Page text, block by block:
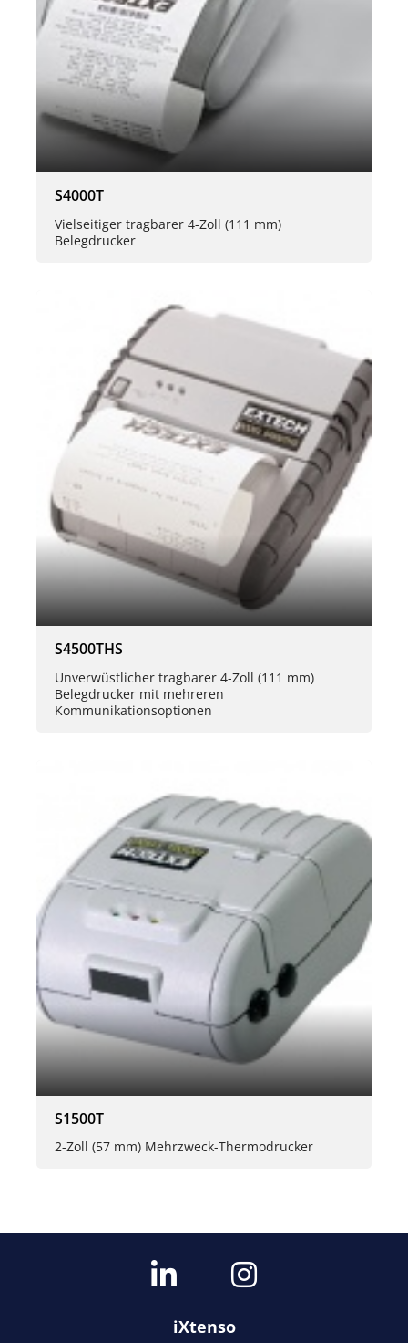
S4000T
Vielseitiger tragbarer 4-Zoll (111 mm)
Belegdrucker
S4500THS
Unverwüstlicher tragbarer 4-Zoll (111 mm)
Belegdrucker mit mehreren
Kommunikationsoptionen
S1500T
2-Zoll (57 mm) Mehrzweck-Thermodrucker
iXtenso